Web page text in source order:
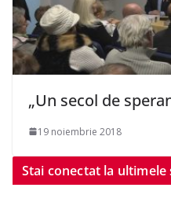
„Un secol de
19 noiembrie 2018
Stai conectat la